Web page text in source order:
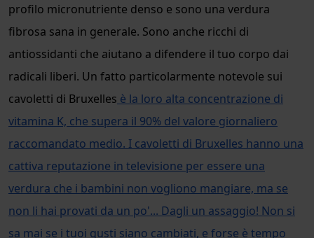
profilo micronutriente denso e sono una verdura
fibrosa sana in generale. Sono anche ricchi di
antiossidanti che aiutano a difendere il tuo corpo dai
radicali liberi. Un fatto particolarmente notevole sui
cavoletti di Bruxelles è la loro alta concentrazione di
vitamina K, che supera il 90% del valore giornaliero
raccomandato medio. I cavoletti di Bruxelles hanno una
cattiva reputazione in televisione per essere una
verdura che i bambini non vogliono mangiare, ma se
non li hai provati da un po'... Dagli un assaggio! Non si
sa mai se i tuoi gusti siano cambiati, e forse è tempo